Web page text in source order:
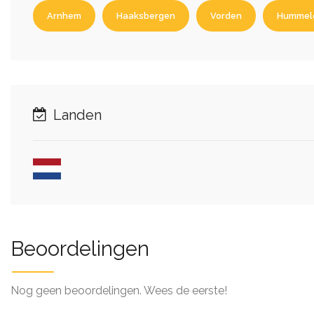
Arnhem Haaksbergen Vorden
Landen
Beoordelingen
Nog geen beoordelingen. Wees de eerste!